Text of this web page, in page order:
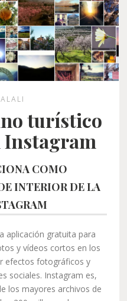
turístico
COMO
INTERIOR DE LA
aplicación gratuita para
y vídeos cortos en los
efectos fotográficos y
sociales. Instagram es,
los mayores archivos de